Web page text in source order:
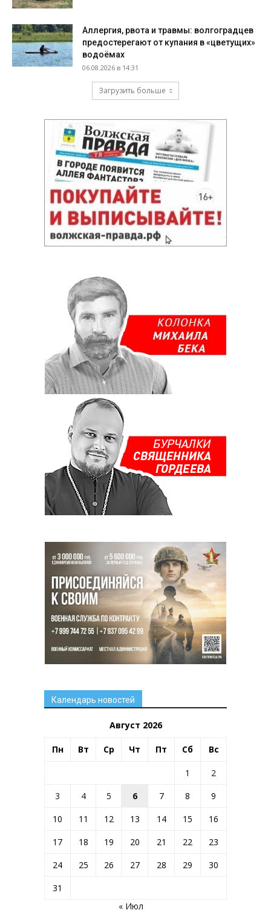
Аллергия, рвота и травмы: волгоградцев
предостерегают от купания в «цветущих»
водоёмах
06.08.2026 в 14:31
Загрузить больше
Календарь новостей
Август 2026
Пн Вт Ср Чт Пт Сб Вс
1
2
3
4 5 6 7 8
9
10
11 12 13 14 15
16
17
18 19 20 21 22
23
24
25 26 27 28 29
30
31
« Июл